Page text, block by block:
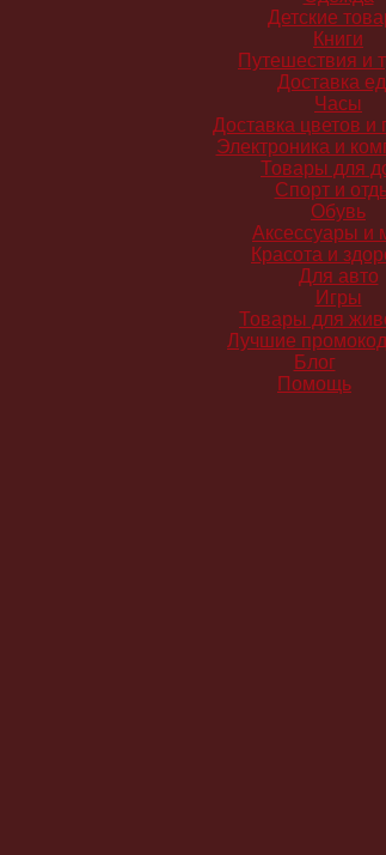
Детские
Книги
Путешествия и
Доставка
Часы
Доставка цветов и
Электроника и
Товары для
Спорт и
Обувь
Аксессуары и
Красота и
Для авто
Игры
Товары для
Лучшие
Блог
Помощь